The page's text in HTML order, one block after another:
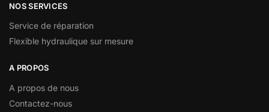
NOS SERVICES
Service de réparation
Flexible hydraulique sur mesure
A PROPOS
A propos de nous
Contactez-nous